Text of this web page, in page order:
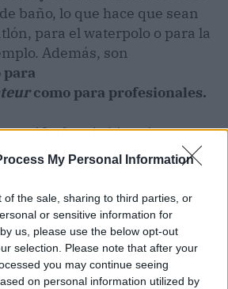
My Personal Information
of the sale, sharing to third parties, or
or sensitive information for
us, please use the below opt-out
selection. Please note that after your
you may continue seeing
on personal information utilized by
baño, lo que hace que sean
para el waterpolo o para la
Además, son
como para profesionales.
60 años de historia a sus
no habría podido lograr, sino
por la calidad y la
nadadores. Son, además,
en España, lo que
medida su calidad y su